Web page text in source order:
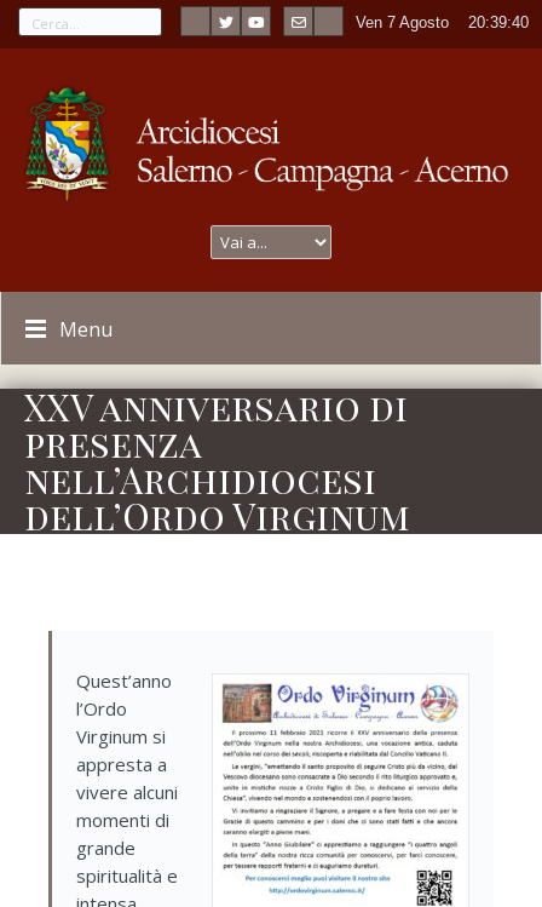
Ven 7 Agosto ----20:39:40
Menu
XXV anniversario di
presenza
nell’Archidiocesi
dell’Ordo Virginum
Quest’anno
l’Ordo
Virginum si
appresta a
vivere alcuni
momenti di
grande
spiritualità e